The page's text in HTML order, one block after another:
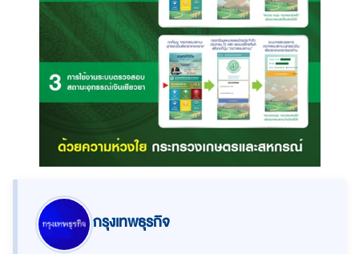
กรุงเทพธุรกิจ